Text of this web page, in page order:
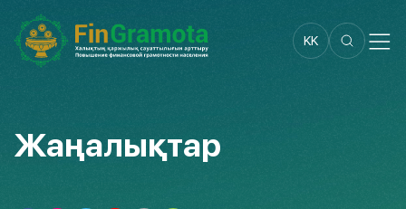
KK
Жаңалықтар